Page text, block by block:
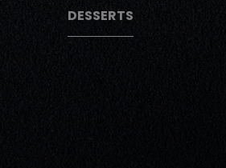
DESSERTS